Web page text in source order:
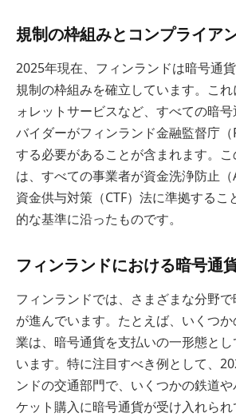
規制の枠組みとコンプライア
2025年現在、フィンランドは暗号通
規制の枠組みを確立しています。こ
ォレットサービスなど、すべての暗
バイダーがフィンランド金融監督庁（
する必要があることが含まれます。
は、すべての事業者が資金洗浄防止
資金供与対策（CTF）法に準拠するこ
的な基準に沿ったものです。
フィンランドにおける暗号通
フィンランドでは、さまざまな分野
が進んでいます。たとえば、いくつ
業は、暗号通貨を支払いの一形態と
います。特に注目すべき例として、
ンドの交通部門で、いくつかの鉄道
ケット購入に暗号通貨が受け入れら